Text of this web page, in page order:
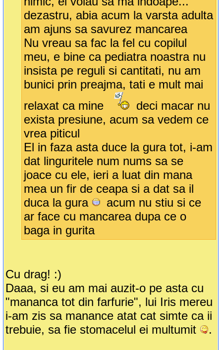
dezastru, abia acum la varsta adulta
am ajuns sa savurez mancarea
Nu vreau sa fac la fel cu copilul
meu, e bine ca pediatra noastra nu
insista pe reguli si cantitati, nu am
bunici prin preajma, tati e mult mai
relaxat ca mine
deci macar nu
exista presiune, acum sa vedem ce
vrea piticul
El in faza asta duce la gura tot, i-am
dat linguritele num nums sa se
joace cu ele, ieri a luat din mana
mea un fir de ceapa si a dat sa il
duca la gura
acum nu stiu si ce
ar face cu mancarea dupa ce o
baga in gurita
Cu drag! :)
Daaa, si eu am mai auzit-o pe asta cu
"mananca tot din farfurie", lui Iris mereu
i-am zis sa manance atat cat simte ca ii
trebuie, sa fie stomacelul ei multumit
.